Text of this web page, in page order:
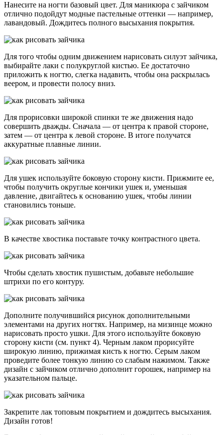
Нанесите на ногти базовый цвет. Для маникюра с зайчиком
отлично подойдут модные пастельные оттенки — например,
лавандовый. Дождитесь полного высыхания покрытия.
Для того чтобы одним движением нарисовать силуэт зайчика,
выбирайте лаки с полукруглой кистью. Ее достаточно
приложить к ногтю, слегка надавить, чтобы она раскрылась
веером, и провести полосу вниз.
Для прорисовки широкой спинки те же движения надо
совершить дважды. Сначала — от центра к правой стороне,
затем — от центра к левой стороне. В итоге получатся
аккуратные плавные линии.
Для ушек используйте боковую сторону кисти. Прижмите ее,
чтобы получить округлые кончики ушек и, уменьшая
давление, двигайтесь к основанию ушек, чтобы линии
становились тоньше.
В качестве хвостика поставьте точку контрастного цвета.
Чтобы сделать хвостик пушистым, добавьте небольшие
штрихи по его контуру.
Дополните получившийся рисунок дополнительными
элементами на других ногтях. Например, на мизинце можно
нарисовать просто ушки. Для этого используйте боковую
сторону кисти (см. пункт 4). Черным лаком прорисуйте
широкую линию, прижимая кисть к ногтю. Серым лаком
проведите более тонкую линию со слабым нажимом. Также
дизайн с зайчиком отлично дополнит горошек, например на
указательном пальце.
Закрепите лак топовым покрытием и дождитесь высыхания.
Дизайн готов!